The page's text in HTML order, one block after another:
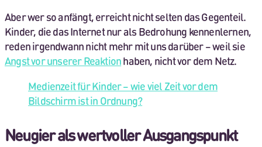
Aber wer so anfängt, erreicht nicht selten das Gegenteil.
Kinder, die das Internet nur als Bedrohung kennenlernen,
reden irgendwann nicht mehr mit uns darüber – weil sie
Angst vor unserer Reaktionhaben, nicht vor dem Netz.
Medienzeit für Kinder – wie viel Zeit vor dem
Bildschirm ist in Ordnung?
Neugier als wertvoller Ausgangspunkt